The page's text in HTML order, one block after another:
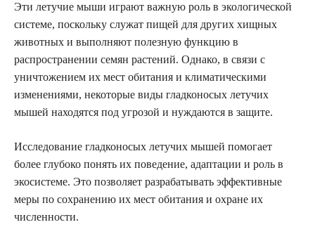
Эти летучие мыши играют важную роль в экологической
системе, поскольку служат пищей для других хищных
животных и выполняют полезную функцию в
распространении семян растений. Однако, в связи с
уничтожением их мест обитания и климатическими
изменениями, некоторые виды гладконосых летучих
мышей находятся под угрозой и нуждаются в защите.
Исследование гладконосых летучих мышей помогает
более глубоко понять их поведение, адаптации и роль в
экосистеме. Это позволяет разрабатывать эффективные
меры по сохранению их мест обитания и охране их
численности.